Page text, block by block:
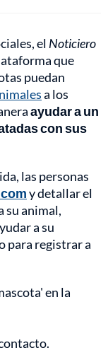
el Noticiero
que
puedan
a los
ayudar a un
con sus
las personas
y detallar el
su animal,
a su
para registrar a
en la